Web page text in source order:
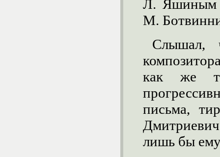
Л. Яшиным
М.
Слышал,
как же
письма,
лишь бы